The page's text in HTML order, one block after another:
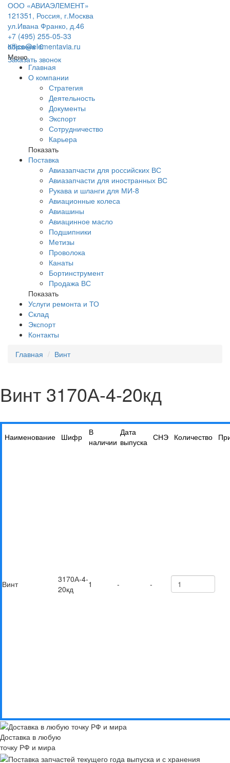
ООО «АВИАЭЛЕМЕНТ»
121351, Россия, г.Москва
ул.Ивана Франко, д.46
+7 (495) 255-05-33
office@elementavia.ru
Заказать звонок
Корзина0
Меню
Главная
О компании
Стратегия
Деятельность
Документы
Экспорт
Сотрудничество
Карьера
Показать
Поставка
Авиазапчасти для российских ВС
Авиазапчасти для иностранных ВС
Рукава и шланги для МИ-8
Авиационные колеса
Авиашины
Авиацинное масло
Подшипники
Метизы
Проволока
Канаты
Бортинструмент
Продажа ВС
Показать
Услуги ремонта и ТО
Склад
Экспорт
Контакты
Главная
Винт
Винт 3170А-4-20кд
Наименование Шифр
В
наличии
Дата
выпуска СНЭ Количество
Винт
3170А-4-
20кд
1 - -
Доставка в любую
точку РФ и мира